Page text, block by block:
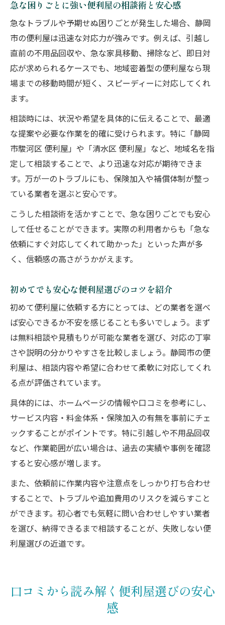
急な困りごとに強い便利屋の相談術と安心感
急なトラブルや予期せぬ困りごとが発生した場合、静岡
市の便利屋は迅速な対応力が強みです。例えば、引越し
直前の不用品回収や、急な家具移動、掃除など、即日対
応が求められるケースでも、地域密着型の便利屋なら現
場までの移動時間が短く、スピーディーに対応してくれ
ます。
相談時には、状況や希望を具体的に伝えることで、最適
な提案や必要な作業を的確に受けられます。特に「静岡
市駿河区 便利屋」や「清水区 便利屋」など、地域名を指
定して相談することで、より迅速な対応が期待できま
す。万が一のトラブルにも、保険加入や補償体制が整っ
ている業者を選ぶと安心です。
こうした相談術を活かすことで、急な困りごとでも安心
して任せることができます。実際の利用者からも「急な
依頼にすぐ対応してくれて助かった」といった声が多
く、信頼感の高さがうかがえます。
初めてでも安心な便利屋選びのコツを紹介
初めて便利屋に依頼する方にとっては、どの業者を選べ
ば安心できるか不安を感じることも多いでしょう。まず
は無料相談や見積もりが可能な業者を選び、対応の丁寧
さや説明の分かりやすさを比較しましょう。静岡市の便
利屋は、相談内容や希望に合わせて柔軟に対応してくれ
る点が評価されています。
具体的には、ホームページの情報や口コミを参考にし、
サービス内容・料金体系・保険加入の有無を事前にチェ
ックすることがポイントです。特に引越しや不用品回収
など、作業範囲が広い場合は、過去の実績や事例を確認
すると安心感が増します。
また、依頼前に作業内容や注意点をしっかり打ち合わせ
することで、トラブルや追加費用のリスクを減らすこと
ができます。初心者でも気軽に問い合わせしやすい業者
を選び、納得できるまで相談することが、失敗しない便
利屋選びの近道です。
口コミから読み解く便利屋選びの安心
感